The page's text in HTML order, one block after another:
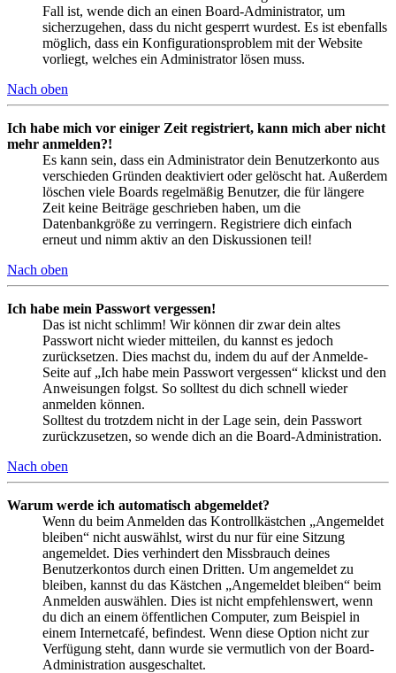
Fall ist, wende dich an einen Board-Administrator, um
sicherzugehen, dass du nicht gesperrt wurdest. Es ist ebenfalls
möglich, dass ein Konfigurationsproblem mit der Website
vorliegt, welches ein Administrator lösen muss.
Nach oben
Ich habe mich vor einiger Zeit registriert, kann mich aber nicht
mehr anmelden?!
Es kann sein, dass ein Administrator dein Benutzerkonto aus
verschieden Gründen deaktiviert oder gelöscht hat. Außerdem
löschen viele Boards regelmäßig Benutzer, die für längere
Zeit keine Beiträge geschrieben haben, um die
Datenbankgröße zu verringern. Registriere dich einfach
erneut und nimm aktiv an den Diskussionen teil!
Nach oben
Ich habe mein Passwort vergessen!
Das ist nicht schlimm! Wir können dir zwar dein altes
Passwort nicht wieder mitteilen, du kannst es jedoch
zurücksetzen. Dies machst du, indem du auf der Anmelde-
Seite auf „Ich habe mein Passwort vergessen“ klickst und den
Anweisungen folgst. So solltest du dich schnell wieder
anmelden können.
Solltest du trotzdem nicht in der Lage sein, dein Passwort
zurückzusetzen, so wende dich an die Board-Administration.
Nach oben
Warum werde ich automatisch abgemeldet?
Wenn du beim Anmelden das Kontrollkästchen „Angemeldet
bleiben“ nicht auswählst, wirst du nur für eine Sitzung
angemeldet. Dies verhindert den Missbrauch deines
Benutzerkontos durch einen Dritten. Um angemeldet zu
bleiben, kannst du das Kästchen „Angemeldet bleiben“ beim
Anmelden auswählen. Dies ist nicht empfehlenswert, wenn
du dich an einem öffentlichen Computer, zum Beispiel in
einem Internetcafé, befindest. Wenn diese Option nicht zur
Verfügung steht, dann wurde sie vermutlich von der Board-
Administration ausgeschaltet.